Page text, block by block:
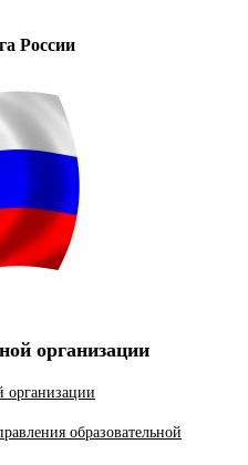
России
организации
организации
образовательной